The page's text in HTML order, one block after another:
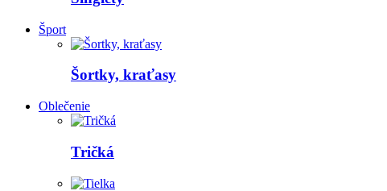
Šport
Šortky, kraťasy
Oblečenie
Tričká